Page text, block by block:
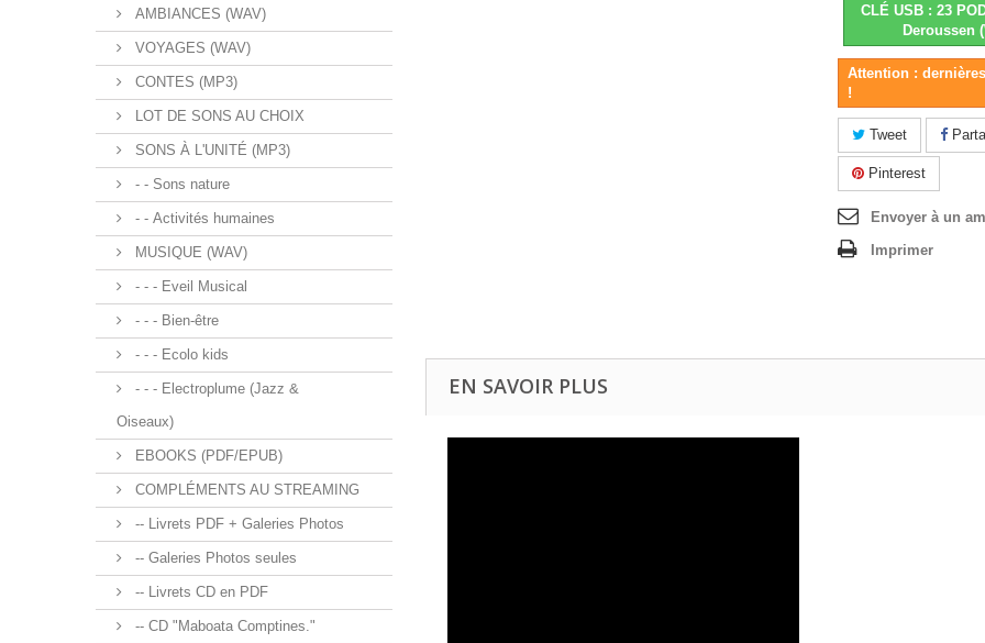
AMBIANCES (WAV)
VOYAGES (WAV)
CONTES (MP3)
LOT DE SONS AU CHOIX
SONS À L'UNITÉ (MP3)
- - Sons nature
- - Activités humaines
MUSIQUE (WAV)
- - - Eveil Musical
- - - Bien-être
- - - Ecolo kids
- - - Electroplume (Jazz &
Oiseaux)
EBOOKS (PDF/EPUB)
COMPLÉMENTS AU STREAMING
-- Livrets PDF + Galeries Photos
-- Galeries Photos seules
-- Livrets CD en PDF
-- CD "Maboata Comptines."
CLÉ USB : 23
Deroussen
Attention :
!
Tweet
Pinterest
Envoyer à un
Imprimer
EN SAVOIR PLUS